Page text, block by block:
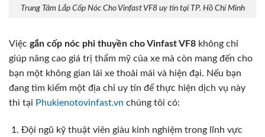
Trung Tâm Lắp Cốp Nóc Cho Vinfast VF8 uy tín tại TP. Hồ Chí Minh
Việc gắn cốp nóc phi thuyền cho Vinfast VF8 không chỉ
giúp nâng cao giá trị thẩm mỹ của xe mà còn mang đến cho
bạn một không gian lái xe thoải mái và hiện đại. Nếu bạn
đang tìm kiếm một địa chỉ uy tín để thực hiện dịch vụ này
thì tại Phukienotovinfast.vn chúng tôi có:
Đội ngũ kỹ thuật viên giàu kinh nghiệm trong lĩnh vực